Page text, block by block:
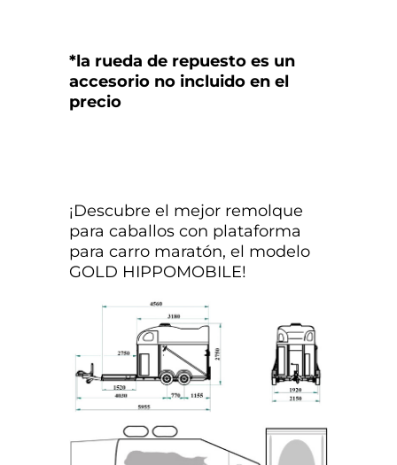
*la rueda de repuesto es un
accesorio no incluido en el
precio
¡Descubre el mejor remolque
para caballos con plataforma
para carro maratón, el modelo
GOLD HIPPOMOBILE!